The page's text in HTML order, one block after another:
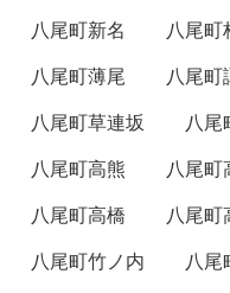
八尾町新名
八尾町
八尾町薄尾
八尾町
八尾町草連坂
八尾
八尾町高熊
八尾町
八尾町高橋
八尾町
八尾町竹ノ内
八尾